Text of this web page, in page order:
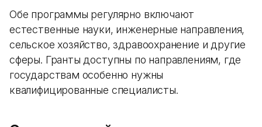
Обе программы регулярно включают
естественные науки, инженерные направления,
сельское хозяйство, здравоохранение и другие
сферы. Гранты доступны по направлениям, где
государствам особенно нужны
квалифицированные специалисты.